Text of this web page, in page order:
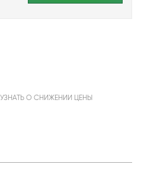
УЗНАТЬ О СНИЖЕНИИ ЦЕНЫ